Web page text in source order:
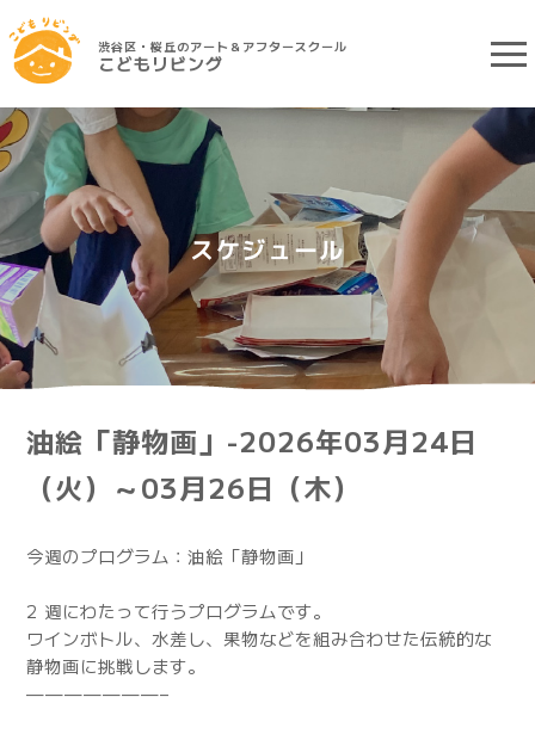
渋谷区・桜丘のアート＆アフタースクール
こどもリビング
スケジュール
油絵「静物画」-2026年03月24日
（火）～03月26日（木）
今週のプログラム：油絵「静物画」
2 週にわたって行うプログラムです。
ワインボトル、水差し、果物などを組み合わせた伝統的な
静物画に挑戦します。
———————–